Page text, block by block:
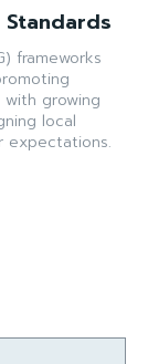
frameworks
with growing
local
expectations.